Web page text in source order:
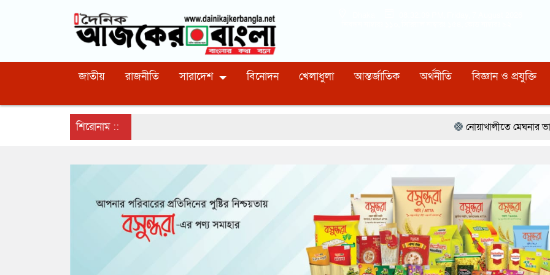
জাতীয় রাজনীতি সারাদেশ বিনোদন খেলাধুলা আন্তর্জাতিক অর্থনীতি বিজ্ঞান ও প্রযুক্তি
শিরোনাম :: নোয়াখালীতে মেঘনার ভাঙনরোধে জিও ব্যাগ